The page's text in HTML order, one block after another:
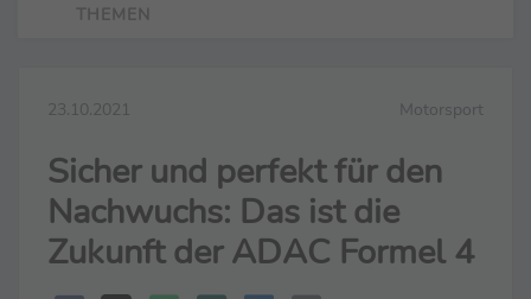
THEMEN
23.10.2021 Motorsport
Sicher und perfekt für den
Nachwuchs: Das ist die
Zukunft der ADAC Formel 4